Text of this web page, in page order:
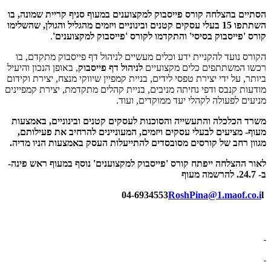
הסתיים בהצלחה קורס פייסבוק למקצוענים במעוף סניף קריית שמונה, בו
השתתפו 15 בעלי עסקים קטנים ובינוניים ויזמים מהגליל והגולן, שהשלימו
קורס 'פייסבוק בסיסי' והתקדמו לקורס 'פייסבוק למקצוענים'.
הקורס נועד להקניית ידע וכלים מעשיים לניהול דף פייסבוק מתקדם, בו
רכשו המשתתפים כלים מקצועיים לניהול דף פייסבוק, באופן הנכון והיעיל
ביותר, על ידי יצירת טפסי לידים, בניית קמפיין שיווקי מנצח, יצירת וקידום
מודעות קנבס ודפי נחיתה מניבים, בניית קהלים מתקדמת, יצירת קמפיינים
מניעים לפעולה לקהלי יעד ממוקדים, ועוד.
משרד הכלכלה והתעשייה והסוכנות לעסקים קטנים ובינוניים, באמצעות
מעוף- מציעים לבעלי עסקים ויזמים, המעוניינים להרחיב את פעילותם,
מגוון רחב של קורסים מסובסדים להתייעלות העסק באמצעות הניו מדיה.
לאור ההצלחה ייפתח קורס 'פייסבוק למקצוענים' נוסף במעוף ראש פינה-
ב- 24.7. להרשמה מעוף
RoshPina@1.maof.co.il